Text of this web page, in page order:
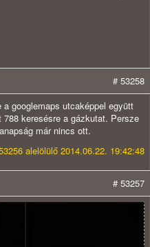
# 53258
a googlemaps utcaképpel együtt
788 keresésre a gázkutat. Persze
már nincs ott.
alelölülő 2014.06.22. 19:42:48
# 53257